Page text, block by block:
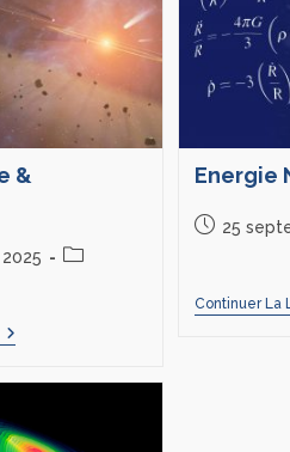
&
Energie
25
Continuer La